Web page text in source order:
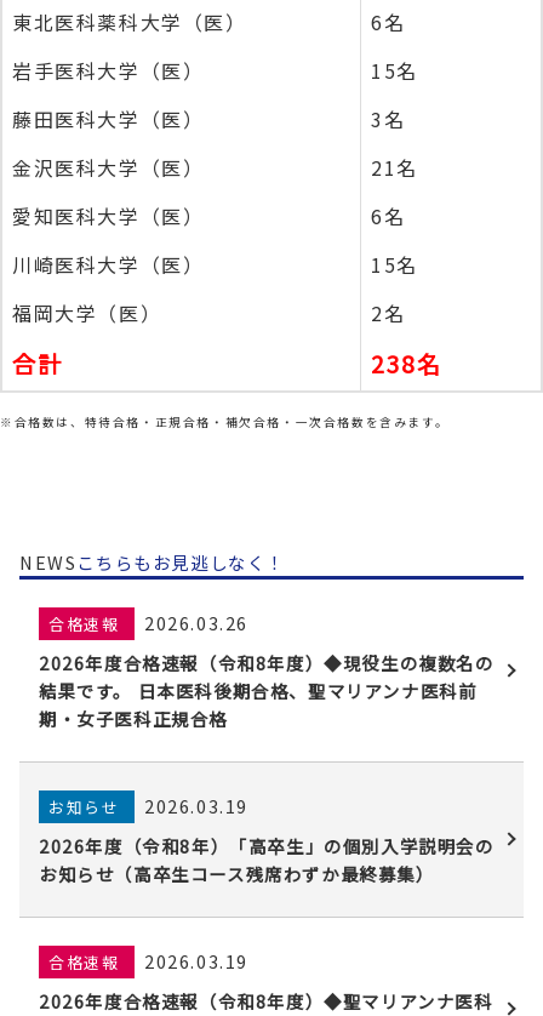
東北医科薬科大学（医）
6名
岩手医科大学（医）
15名
藤田医科大学（医）
3名
金沢医科大学（医）
21名
愛知医科大学（医）
6名
川崎医科大学（医）
15名
福岡大学（医）
2名
合計 238名
※合格数は、特待合格・正規合格・補欠合格・一次合格数を含みます。
NEWSこちらもお見逃しなく！
合格速報
2026.03.26
2026年度合格速報（令和8年度）◆現役生の複数名の
結果です。 日本医科後期合格、聖マリアンナ医科前
期・女子医科正規合格
お知らせ
2026.03.19
2026年度（令和8年）「高卒生」の個別入学説明会の
お知らせ（高卒生コース残席わずか最終募集）
合格速報
2026.03.19
2026年度合格速報（令和8年度）◆聖マリアンナ医科